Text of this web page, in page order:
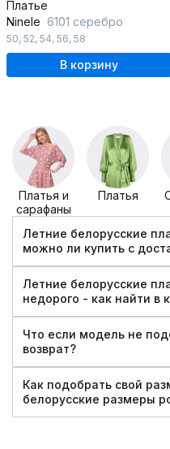
Платье
Ninele 6101 серебро
50, 52, 54, 56, 58
В корзину
Платья и
сарафаны
Платья
Летние белорусские
можно ли купить c
Летние белорусские
недорого - как найти в
Что если модель не
возврат?
Как подобрать свой
белорусские размеры